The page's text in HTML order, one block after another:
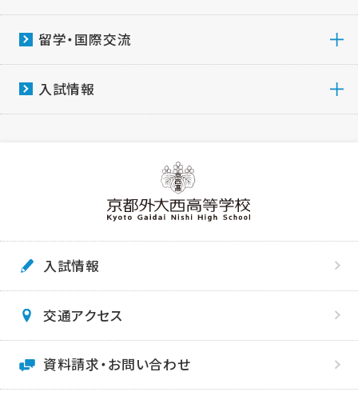
留学・国際交流
入試情報
入試情報
交通アクセス
資料請求・お問い合わせ